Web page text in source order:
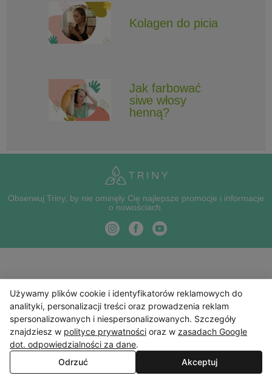
Kolagen do picia
Jak farbować
siwe włosy
henną?
Obserwuj Triny, by nie ominęły Cię najlepsze promocje i informacje
o nowościach.
Używamy plików cookie i identyfikatorów reklamowych do
analityki, personalizacji treści oraz prowadzenia reklam
spersonalizowanych i niespersonalizowanych. Szczegóły
znajdziesz w polityce prywatności oraz w zasadach Google
dot. odpowiedzialności za dane.
Odrzuć
Akceptuj